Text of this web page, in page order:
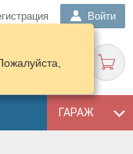
Войти
ГАРАЖ